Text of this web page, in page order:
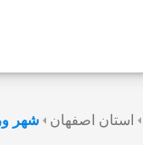
استان اصفهان شهر